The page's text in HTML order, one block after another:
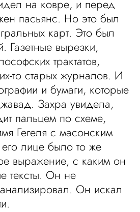
на ковре, и перед
пасьянс. Но это был
карт. Это был
Газетные вырезки,
трактатов,
то старых журналов. И
и бумаги, которые
Захра увидела,
пальцем по схеме,
Гегеля с масонским
лице было то же
выражение, с каким он
тексты. Он не
Он искал